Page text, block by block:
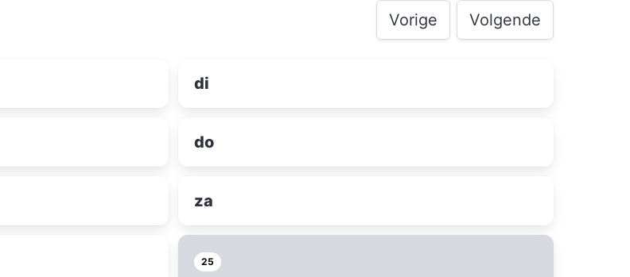
Vorige Volgende
di
do
za
25